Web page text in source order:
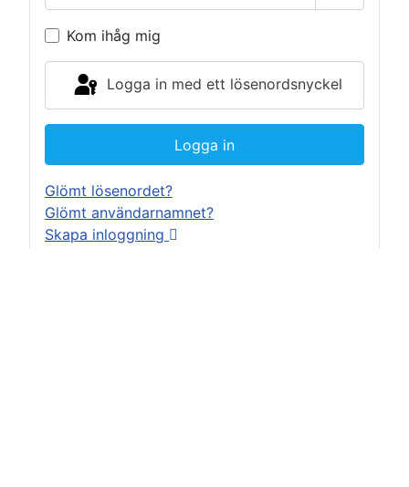
Visa
Kom ihåg mig
Logga in med ett lösenordsnyckel
Logga in
Glömt lösenordet?
Glömt användarnamnet?
Skapa inloggning